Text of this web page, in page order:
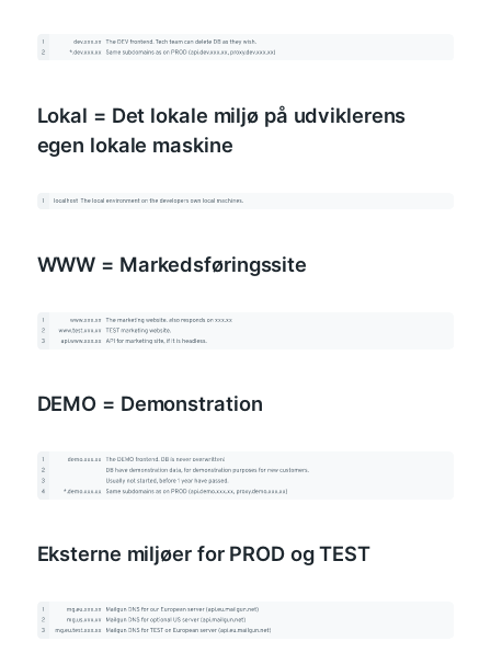
Lokal = Det lokale miljø på udviklerens
egen lokale maskine
WWW = Markedsføringssite
DEMO = Demonstration
Eksterne miljøer for PROD og TEST